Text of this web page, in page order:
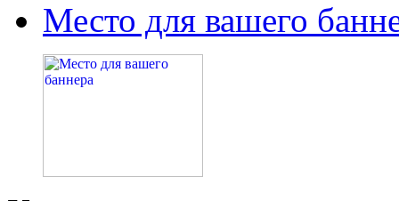
Место для вашего